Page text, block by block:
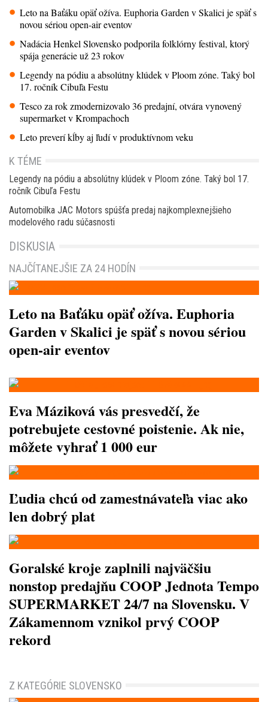
Leto na Baťáku opäť ožíva. Euphoria Garden v Skalici je späť s
novou sériou open-air eventov
Nadácia Henkel Slovensko podporila folklórny festival, ktorý
spája generácie už 23 rokov
Legendy na pódiu a absolútny klúdek v Ploom zóne. Taký bol
17. ročník Cibuľa Festu
Tesco za rok zmodernizovalo 36 predajní, otvára vynovený
supermarket v Krompachoch
Leto preverí kĺby aj ľudí v produktívnom veku
K TÉME
Legendy na pódiu a absolútny klúdek v Ploom zóne. Taký bol 17.
ročník Cibuľa Festu
Automobilka JAC Motors spúšťa predaj najkomplexnejšieho
modelového radu súčasnosti
DISKUSIA
NAJČÍTANEJŠIE ZA 24 HODÍN
Leto na Baťáku opäť ožíva. Euphoria
Garden v Skalici je späť s novou sériou
open-air eventov
Eva Máziková vás presvedčí, že
potrebujete cestovné poistenie. Ak nie,
môžete vyhrať 1 000 eur
Ľudia chcú od zamestnávateľa viac ako
len dobrý plat
Goralské kroje zaplnili najväčšiu
nonstop predajňu COOP Jednota Tempo
SUPERMARKET 24/7 na Slovensku. V
Zákamennom vznikol prvý COOP
rekord
Z KATEGÓRIE SLOVENSKO